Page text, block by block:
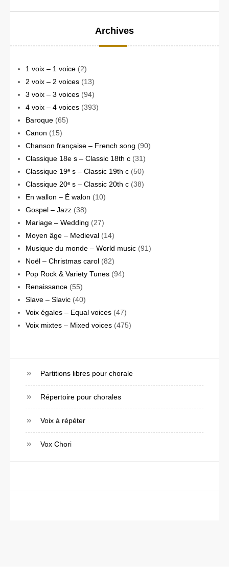
Archives
1 voix – 1 voice (2)
2 voix – 2 voices (13)
3 voix – 3 voices (94)
4 voix – 4 voices (393)
Baroque (65)
Canon (15)
Chanson française – French song (90)
Classique 18e s – Classic 18th c (31)
Classique 19ᵉ s – Classic 19th c (50)
Classique 20ᵉ s – Classic 20th c (38)
En wallon – È walon (10)
Gospel – Jazz (38)
Mariage – Wedding (27)
Moyen âge – Medieval (14)
Musique du monde – World music (91)
Noël – Christmas carol (82)
Pop Rock & Variety Tunes (94)
Renaissance (55)
Slave – Slavic (40)
Voix égales – Equal voices (47)
Voix mixtes – Mixed voices (475)
Partitions libres pour chorale
Répertoire pour chorales
Voix à répéter
Vox Chori